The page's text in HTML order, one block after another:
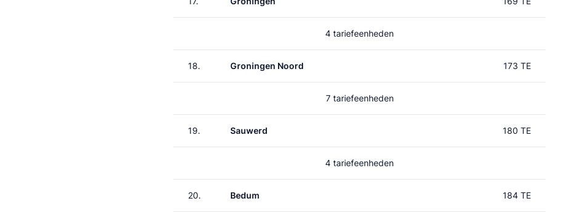
4 tariefeenheden
18. Groningen Noord 173 TE
7 tariefeenheden
19. Sauwerd 180 TE
4 tariefeenheden
20. Bedum 184 TE